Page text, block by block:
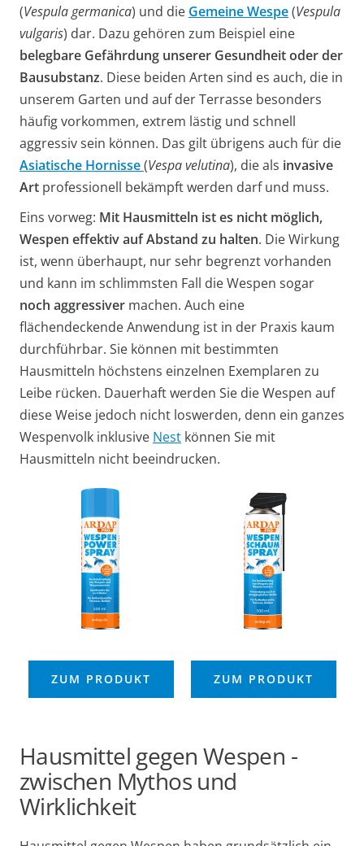
(Vespula germanica) und die Gemeine Wespe(Vespula
vulgaris) dar. Dazu gehören zum Beispiel eine
belegbare Gefährdung unserer Gesundheit oder der
Bausubstanz. Diese beiden Arten sind es auch, die in
unserem Garten und auf der Terrasse besonders
häufig vorkommen, extrem lästig und schnell
aggressiv sein können. Das gilt übrigens auch für die
Asiatische Hornisse(Vespa velutina), die als invasive
Art professionell bekämpft werden darf und muss.
Eins vorweg: Mit Hausmitteln ist es nicht möglich,
Wespen effektiv auf Abstand zu halten. Die Wirkung
ist, wenn überhaupt, nur sehr begrenzt vorhanden
und kann im schlimmsten Fall die Wespen sogar
noch aggressiver machen. Auch eine
flächendeckende Anwendung ist in der Praxis kaum
durchführbar. Sie können mit bestimmten
Hausmitteln höchstens einzelnen Exemplaren zu
Leibe rücken. Dauerhaft werden Sie die Wespen auf
diese Weise jedoch nicht loswerden, denn ein ganzes
Wespenvolk inklusive Nest können Sie mit
Hausmitteln nicht beeindrucken.
ZUM PRODUKT ZUM PRODUKT
Hausmittel gegen Wespen -
zwischen Mythos und
Wirklichkeit